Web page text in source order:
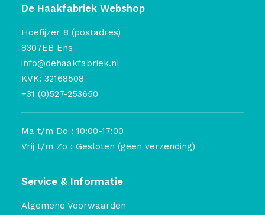
De Haakfabriek Webshop
Hoefijzer 8 (postadres)
8307EB Ens
info@dehaakfabriek.nl
KVK: 32168508
+31 (0)527-253650
Ma t/m Do : 10:00-17:00
Vrij t/m Zo : Gesloten (geen verzending)
Service & Informatie
Algemene Voorwaarden